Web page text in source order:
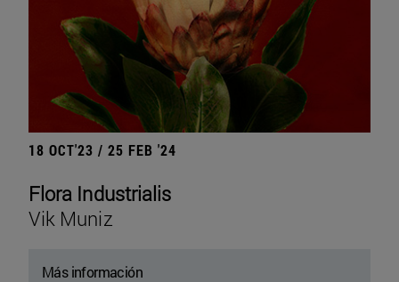
18 OCT'23 / 25 FEB '24
Flora Industrialis
Vik Muniz
Más información